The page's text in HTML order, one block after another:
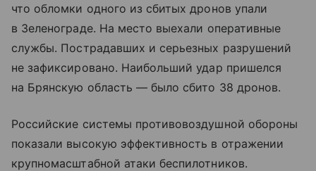
что обломки одного из сбитых дронов упали
в Зеленограде. На место выехали оперативные
службы. Пострадавших и серьезных разрушений
не зафиксировано. Наибольший удар пришелся
на Брянскую область — было сбито 38 дронов.
Российские системы противовоздушной обороны
показали высокую эффективность в отражении
крупномасштабной атаки беспилотников.